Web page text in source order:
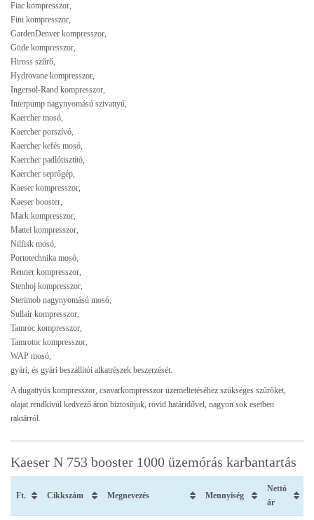
Fiac kompresszor,
Fini kompresszor,
GardenDenver kompresszor,
Güde kompresszor,
Hiross szűrő,
Hydrovane kompresszor,
Ingersol-Rand kompresszor,
Interpump nagynyomású szivattyú,
Kaercher mosó,
Kaercher porszívó,
Kaercher kefés mosó,
Kaercher padlótisztító,
Kaercher seprőgép,
Kaeser kompresszor,
Kaeser booster,
Mark kompresszor,
Mattei kompresszor,
Nilfisk mosó,
Portotechnika mosó,
Renner kompresszor,
Stenhoj kompresszor,
Sterimob nagynyomású mosó,
Sullair kompresszor,
Tamroc kompresszor,
Tamrotor kompresszor,
WAP mosó,
gyári, és gyári beszállítói alkatrészek beszerzését.
A dugattyús kompresszor, csavarkompresszor üzemeltetéséhez szükséges szűrőket,
olajat rendkívül kedvező áron biztosítjuk, rövid határidővel, nagyon sok esetben
raktárról.
Kaeser N 753 booster 1000 üzemórás karbantartás
Ft. Cikkszám Megnevezés Mennyiség
Nettó
ár